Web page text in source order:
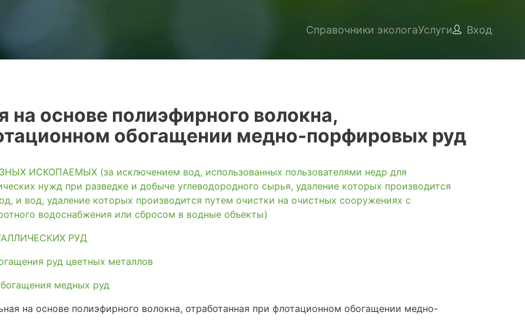
Справочники экологаУслуги Вход
на основе полиэфирного волокна,
обогащении медно-порфировых руд
ИСКОПАЕМЫХ (за исключением вод, использованных пользователями недр для
нужд при разведке и добыче углеводородного сырья, удаление которых производится
и вод, удаление которых производится путем очистки на очистных сооружениях с
водоснабжения или сбросом в водные объекты)
РУД
руд цветных металлов
медных руд
на основе полиэфирного волокна, отработанная при флотационном обогащении медно-